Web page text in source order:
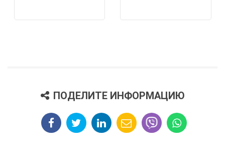
ПОДЕЛИТЕ ИНФОРМАЦИЮ